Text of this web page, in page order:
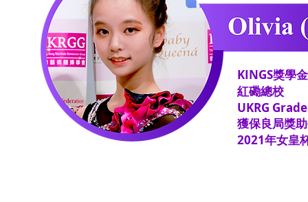
KINGS獎學
紅磡總校
​​UKRG
獲保良局獎
2021年女皇